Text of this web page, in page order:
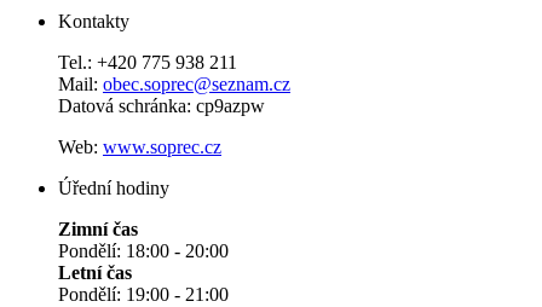
Kontakty
Tel.: +420 775 938 211
Mail: obec.soprec@seznam.cz
Datová schránka: cp9azpw
Web: www.soprec.cz
Úřední hodiny
Zimní čas
Pondělí: 18:00 - 20:00
Letní čas
Pondělí: 19:00 - 21:00